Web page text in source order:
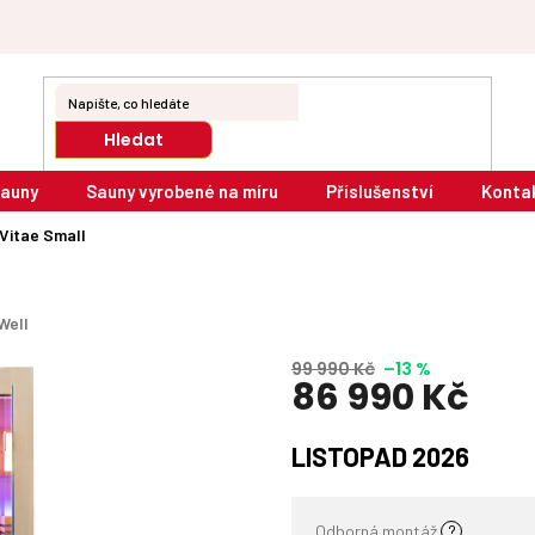
Hledat
Sauny vyrobené na míru Příslušenství
Small
99 990 Kč –13 %
86 990 Kč
cena:
LISTOPAD 2026